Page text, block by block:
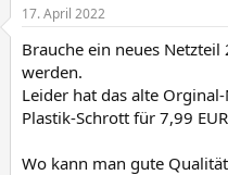
17. April 2022
Brauche ein neues
werden.
Leider hat das alte
Plastik-Schrott für 7,99
Wo kann man gute